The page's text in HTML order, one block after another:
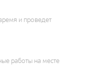
и проведет
работы на месте